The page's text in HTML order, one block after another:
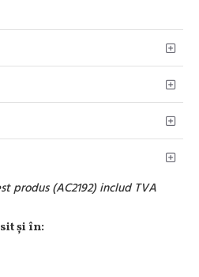
produs (AC2192) includ TVA
şi în: